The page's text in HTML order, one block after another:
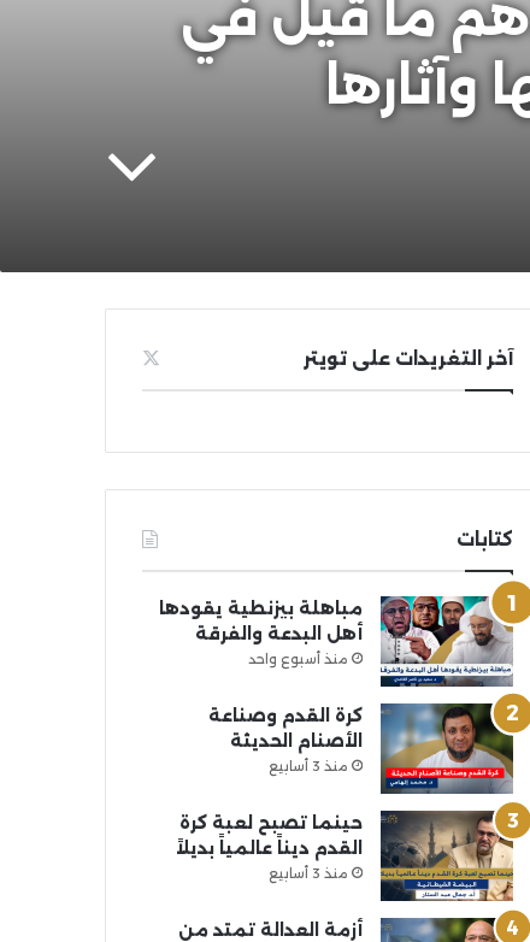
ما قيل في
وآثارها
آخر التغريدات على تويتر
كتابات
مباهلة بيزنطية يقودها
أهل البدعة والفرقة
منذ أسبوع واحد
كرة القدم وصناعة
الأصنام الحديثة
منذ 3 أسابيع
حينما تصبح لعبة كرة
القدم ديناً عالمياً بديلاً
منذ 3 أسابيع
أزمة العدالة تمتد من